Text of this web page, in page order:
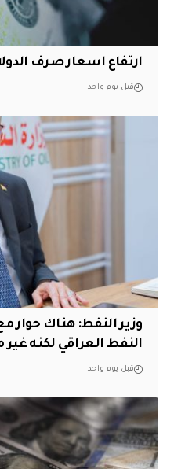
ارتفاع اسعار صرف
قبل يوم واحد
وزير النفط: هناك حوار
النفط العراقي لكنه
قبل يوم واحد